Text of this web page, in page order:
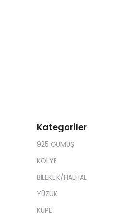
Kategoriler
925 GÜMÜŞ
KOLYE
BİLEKLİK/HALHAL
YÜZÜK
KÜPE